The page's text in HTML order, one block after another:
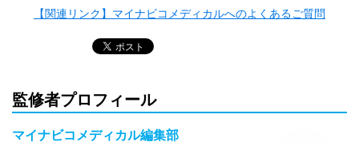
【関連リンク】マイナビコメディカルへのよくあるご質問
監修者プロフィール
マイナビコメディカル編集部